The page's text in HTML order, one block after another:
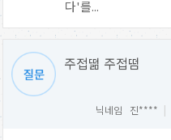
다'를...
주접떪 주접떰
닉네임 진**** |